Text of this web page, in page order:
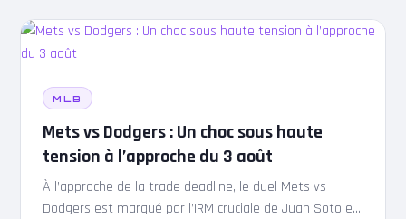
MLB
Mets vs Dodgers : Un choc sous haute
tension à l’approche du 3 août
À l’approche de la trade deadline, le duel Mets vs
Dodgers est marqué par l’IRM cruciale de Juan Soto et